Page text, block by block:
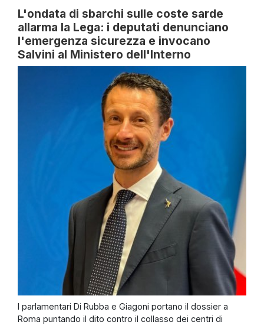
L'ondata di sbarchi sulle coste sarde
allarma la Lega: i deputati denunciano
l'emergenza sicurezza e invocano
Salvini al Ministero dell'Interno
I parlamentari Di Rubba e Giagoni portano il dossier a
Roma puntando il dito contro il collasso dei centri di